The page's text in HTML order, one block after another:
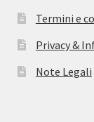
Termini e
Privacy &
Note Legali